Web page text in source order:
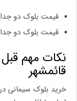
قیمت بلوک دو جداره ۱۰*۲۰*۴۰: به ازای هر عدد
قیمت بلوک دو جداره ۱۵*۲۰*۴۰: به ازای هر عدد
نکات مهم
قائمشهر
خرید بلوک سیمانی